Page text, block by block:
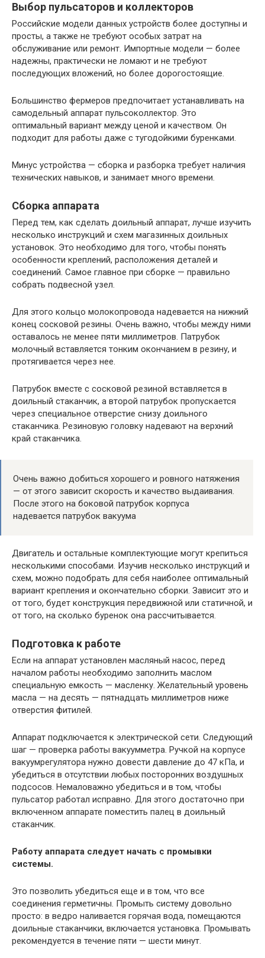
Выбор пульсаторов и коллекторов
Российские модели данных устройств более доступны и
просты, а также не требуют особых затрат на
обслуживание или ремонт. Импортные модели — более
надежны, практически не ломают и не требуют
последующих вложений, но более дорогостоящие.
Большинство фермеров предпочитает устанавливать на
самодельный аппарат пульсоколлектор. Это
оптимальный вариант между ценой и качеством. Он
подходит для работы даже с тугодойкими буренками.
Минус устройства — сборка и разборка требует наличия
технических навыков, и занимает много времени.
Сборка аппарата
Перед тем, как сделать доильный аппарат, лучше изучить
несколько инструкций и схем магазинных доильных
установок. Это необходимо для того, чтобы понять
особенности креплений, расположения деталей и
соединений. Самое главное при сборке — правильно
собрать подвесной узел.
Для этого кольцо молокопровода надевается на нижний
конец сосковой резины. Очень важно, чтобы между ними
оставалось не менее пяти миллиметров. Патрубок
молочный вставляется тонким окончанием в резину, и
протягивается через нее.
Патрубок вместе с сосковой резиной вставляется в
доильный стаканчик, а второй патрубок пропускается
через специальное отверстие снизу доильного
стаканчика. Резиновую головку надевают на верхний
край стаканчика.
Очень важно добиться хорошего и ровного натяжения
— от этого зависит скорость и качество выдаивания.
После этого на боковой патрубок корпуса
надевается патрубок вакуума
Двигатель и остальные комплектующие могут крепиться
несколькими способами. Изучив несколько инструкций и
схем, можно подобрать для себя наиболее оптимальный
вариант крепления и окончательно сборки. Зависит это и
от того, будет конструкция передвижной или статичной, и
от того, на сколько буренок она рассчитывается.
Подготовка к работе
Если на аппарат установлен масляный насос, перед
началом работы необходимо заполнить маслом
специальную емкость — масленку. Желательный уровень
масла — на десять — пятнадцать миллиметров ниже
отверстия фитилей.
Аппарат подключается к электрической сети. Следующий
шаг — проверка работы вакуумметра. Ручкой на корпусе
вакуумрегулятора нужно довести давление до 47 кПа, и
убедиться в отсутствии любых посторонних воздушных
подсосов. Немаловажно убедиться и в том, чтобы
пульсатор работал исправно. Для этого достаточно при
включенном аппарате поместить палец в доильный
стаканчик.
Работу аппарата следует начать с промывки
системы.
Это позволить убедиться еще и в том, что все
соединения герметичны. Промыть систему довольно
просто: в ведро наливается горячая вода, помещаются
доильные стаканчики, включается установка. Промывать
рекомендуется в течение пяти — шести минут.